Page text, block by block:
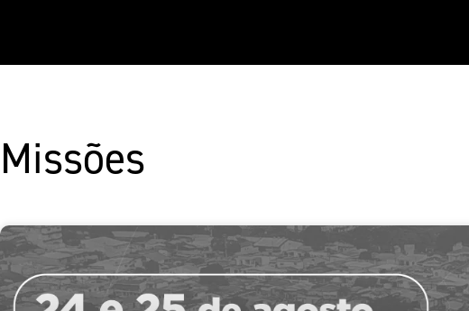
Missões